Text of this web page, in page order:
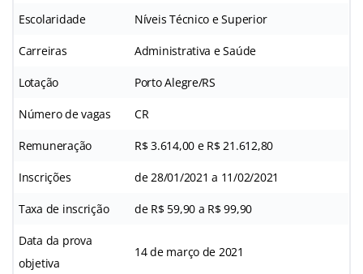
Escolaridade Níveis Técnico e Superior
Carreiras Administrativa e Saúde
Lotação Porto Alegre/RS
Número de vagas CR
Remuneração R$ 3.614,00 e R$ 21.612,80
Inscrições de 28/01/2021 a 11/02/2021
Taxa de inscrição de R$ 59,90 a R$ 99,90
Data da prova
objetiva
14 de março de 2021